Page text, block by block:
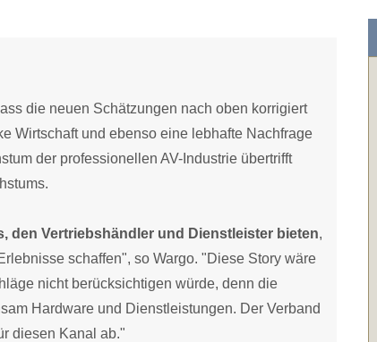
die neuen Schätzungen nach oben korrigiert
Wirtschaft und ebenso eine lebhafte Nachfrage
der professionellen AV-Industrie übertrifft
den Vertriebshändler und Dienstleister bieten,
schaffen", so Wargo. "Diese Story wäre
nicht berücksichtigen würde, denn die
Hardware und Dienstleistungen. Der Verband
diesen Kanal ab."